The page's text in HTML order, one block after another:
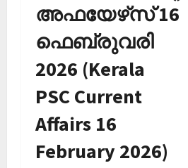
അഫയേഴ്‌സ് 16
ഫെബ്രുവരി
2026 (Kerala
PSC Current
Affairs 16
February 2026)